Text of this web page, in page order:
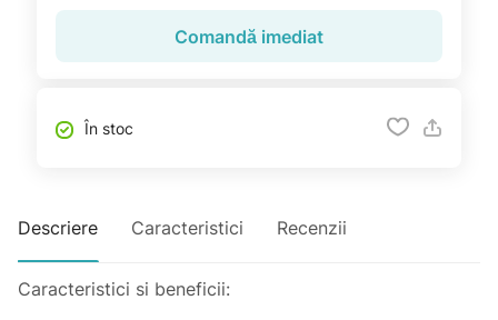
Comandă imediat
În stoc
Descriere Caracteristici Recenzii
Caracteristici si beneficii: